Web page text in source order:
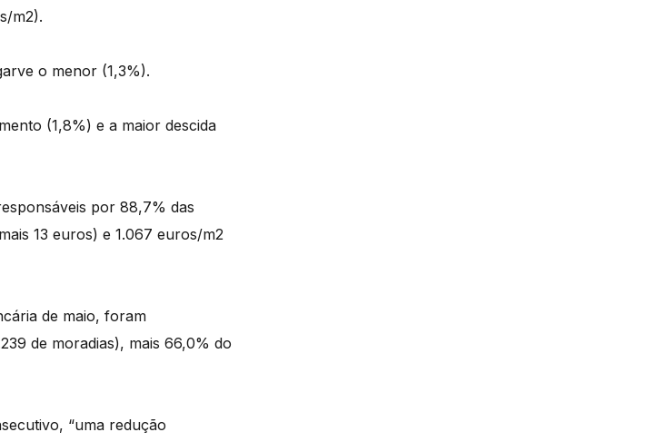
m2).
o menor (1,3%).
(1,8%) e a maior descida
por 88,7% das
13 euros) e 1.067 euros/m2
de maio, foram
de moradias), mais 66,0% do
“uma redução